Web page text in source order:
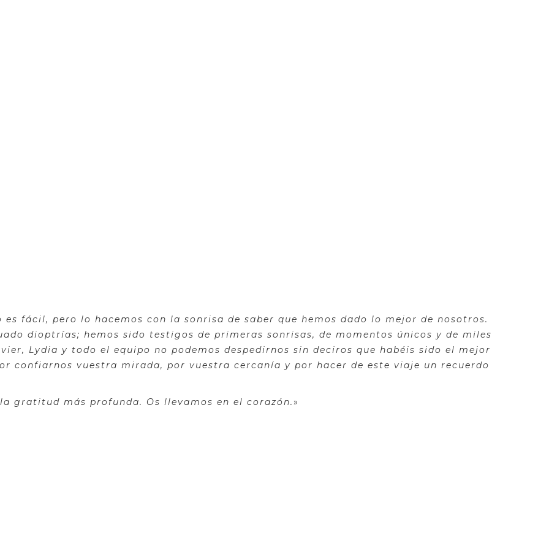
es fácil, pero lo hacemos con la sonrisa de saber que hemos dado lo mejor de nosotros.
dioptrías; hemos sido testigos de primeras sonrisas, de momentos únicos y de miles
Lydia y todo el equipo no podemos despedirnos sin deciros que habéis sido el mejor
confiarnos vuestra mirada, por vuestra cercanía y por hacer de este viaje un recuerdo
gratitud más profunda. Os llevamos en el corazón.»